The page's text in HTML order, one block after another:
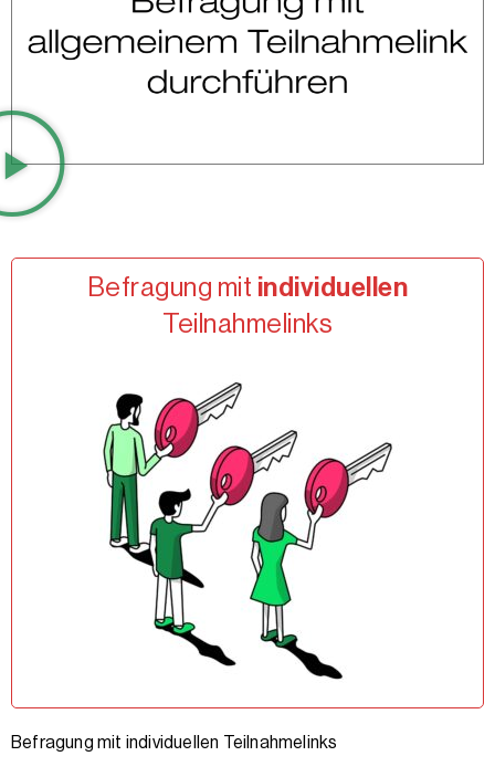
Befragung mit individuellen
Teilnahmelinks
Befragung mit individuellen Teilnahmelinks